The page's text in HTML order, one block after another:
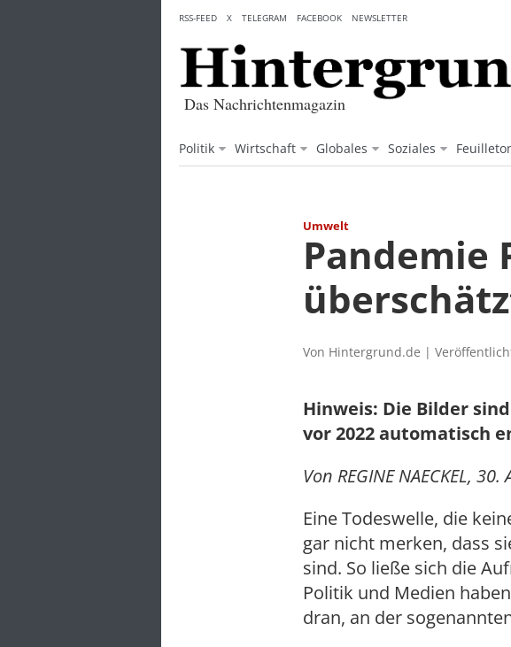
content
Das Nachrichtenmagazin
Politik Wirtschaft Globales Soziales
RSS-FEED X TELEGRAM FACEBOOK NEWSLETTER
Umwelt
Pandemie
Von Hintergrund.de |
Hinweis: Die Bilder
vor 2022 automatisch
Von REGINE NAECKEL,
Eine Todeswelle, die
gar nicht merken, dass
sind. So ließe sich die
Politik und Medien
dran, an der